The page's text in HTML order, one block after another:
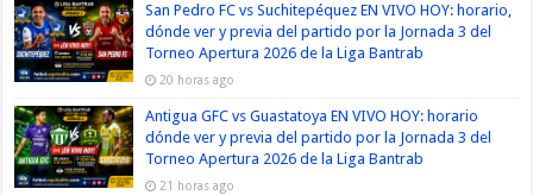
San Pedro FC vs Suchitepéquez EN VIVO HOY: horario,
dónde ver y previa del partido por la Jornada 3 del
Torneo Apertura 2026 de la Liga Bantrab
20 horas ago
Antigua GFC vs Guastatoya EN VIVO HOY: horario
dónde ver y previa del partido por la Jornada 3 del
Torneo Apertura 2026 de la Liga Bantrab
21 horas ago